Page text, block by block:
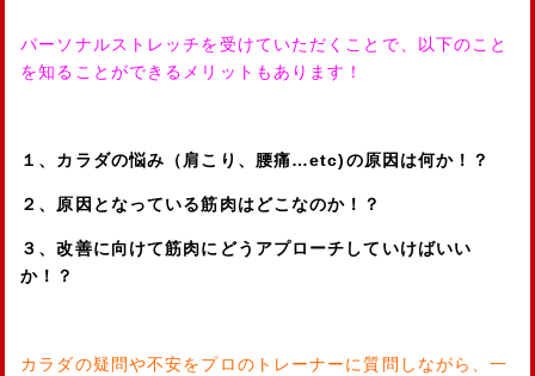
パーソナルストレッチを受けていただくことで、以下のこと
を知ることができるメリットもあります！
１、カラダの悩み（肩こり、腰痛…etc)の原因は何か！？
２、原因となっている筋肉はどこなのか！？
３、改善に向けて筋肉にどうアプローチしていけばいい
か！？
カラダの疑問や不安をプロのトレーナーに質問しながら、一